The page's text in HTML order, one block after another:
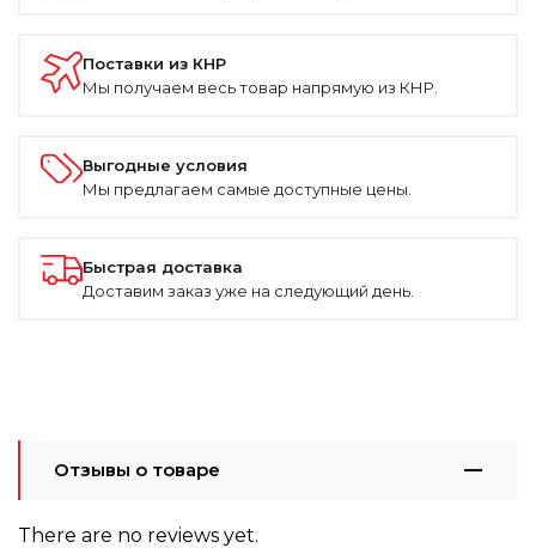
Поставки из КНР
Мы получаем весь товар напрямую из КНР.
Выгодные условия
Мы предлагаем самые доступные цены.
Быстрая доставка
Доставим заказ уже на следующий день.
Отзывы о товаре
There are no reviews yet.